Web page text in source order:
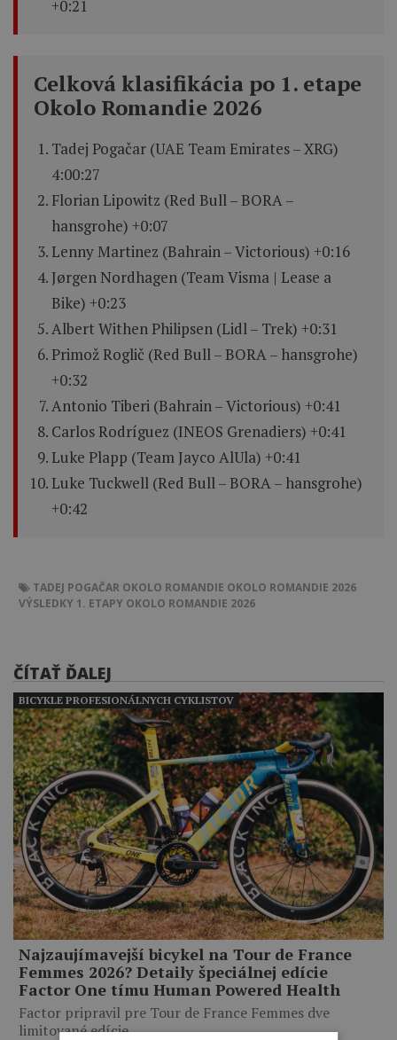
+0:21
Celková klasifikácia po 1. etape
Okolo Romandie 2026
Tadej Pogačar (UAE Team Emirates – XRG)
4:00:27
Florian Lipowitz (Red Bull – BORA –
hansgrohe) +0:07
Lenny Martinez (Bahrain – Victorious) +0:16
Jørgen Nordhagen (Team Visma | Lease a
Bike) +0:23
Albert Withen Philipsen (Lidl – Trek) +0:31
Primož Roglič (Red Bull – BORA – hansgrohe)
+0:32
Antonio Tiberi (Bahrain – Victorious) +0:41
Carlos Rodríguez (INEOS Grenadiers) +0:41
Luke Plapp (Team Jayco AlUla) +0:41
Luke Tuckwell (Red Bull – BORA – hansgrohe)
+0:42
TADEJ POGAČAR OKOLO ROMANDIE OKOLO ROMANDIE 2026
VÝSLEDKY 1. ETAPY OKOLO ROMANDIE 2026
ČÍTAŤ ĎALEJ
Najzaujímavejší bicykel na Tour de France
Femmes 2026? Detaily špeciálnej edície
Factor One tímu Human Powered Health
Factor pripravil pre Tour de France Femmes dve
limitované edície…
BICYKLE PROFESIONÁLNYCH CYKLISTOV